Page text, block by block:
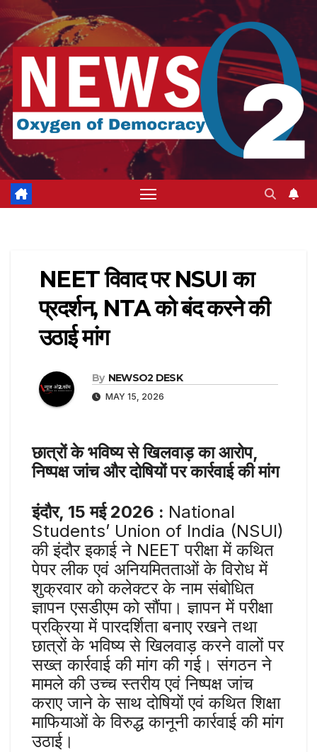
content
NEET विवाद पर NSUI का
प्रदर्शन, NTA को बंद करने की
उठाई मांग
By NEWSO2 DESK
MAY 15, 2026
छात्रों के भविष्य से खिलवाड़ का आरोप,
निष्पक्ष जांच और दोषियों पर कार्रवाई की मांग
इंदौर, 15 मई 2026 : National
Students’ Union of India (NSUI)
की इंदौर इकाई ने NEET परीक्षा में कथित
पेपर लीक एवं अनियमितताओं के विरोध में
शुक्रवार को कलेक्टर के नाम संबोधित
ज्ञापन एसडीएम को सौंपा। ज्ञापन में परीक्षा
प्रक्रिया में पारदर्शिता बनाए रखने तथा
छात्रों के भविष्य से खिलवाड़ करने वालों पर
सख्त कार्रवाई की मांग की गई। संगठन ने
मामले की उच्च स्तरीय एवं निष्पक्ष जांच
कराए जाने के साथ दोषियों एवं कथित शिक्षा
माफियाओं के विरुद्ध कानूनी कार्रवाई की मांग
उठाई।